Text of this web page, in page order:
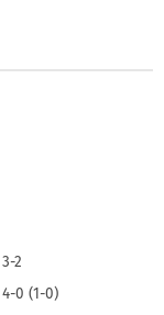
3-2
4-0 (1-0)